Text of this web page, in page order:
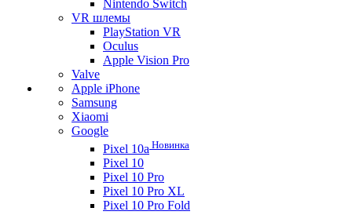
Nintendo Switch
VR шлемы
PlayStation VR
Oculus
Apple Vision Pro
Valve
Apple iPhone
Samsung
Xiaomi
Google
Pixel 10a Новинка
Pixel 10
Pixel 10 Pro
Pixel 10 Pro XL
Pixel 10 Pro Fold